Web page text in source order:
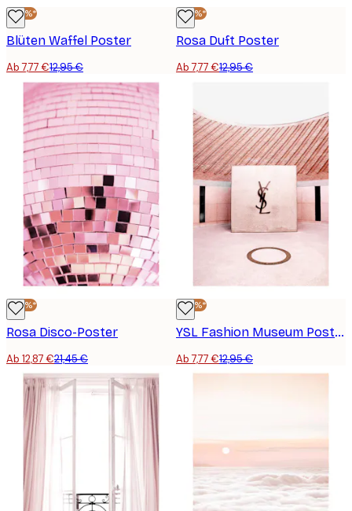
-40%*
Blüten Waffel Poster
Ab 7,77 €12,95 €
-40%*
Rosa Duft Poster
Ab 7,77 €12,95 €
-40%*
Rosa Disco-Poster
Ab 12,87 €21,45 €
-40%*
YSL Fashion Museum Poster
Ab 7,77 €12,95 €